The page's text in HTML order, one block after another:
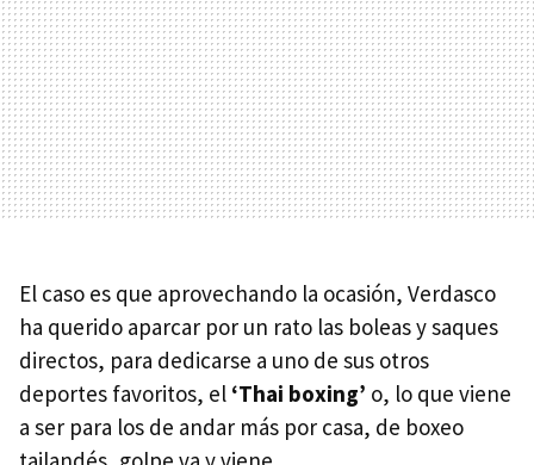
El caso es que aprovechando la ocasión, Verdasco
ha querido aparcar por un rato las boleas y saques
directos, para dedicarse a uno de sus otros
deportes favoritos, el ‘Thai boxing’ o, lo que viene
a ser para los de andar más por casa, de boxeo